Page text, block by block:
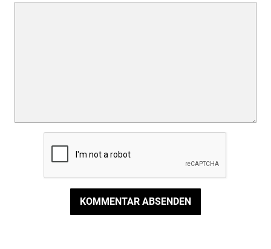
KOMMENTAR ABSENDEN